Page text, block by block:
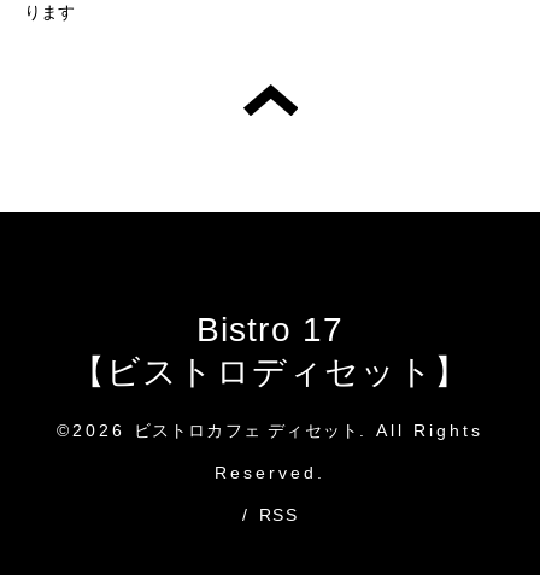
ります
Bistro 17
【ビストロディセット】
©2026 ビストロカフェ ディセット . All Rights
Reserved.
/ RSS